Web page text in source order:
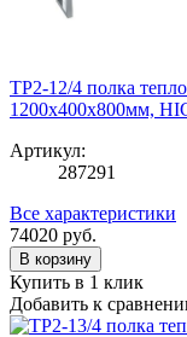
TP2-12/4 полка
1200х400х800мм,
Артикул:
287291
Все характеристики
74020 руб.
В корзину
Купить в 1 клик
Добавить к